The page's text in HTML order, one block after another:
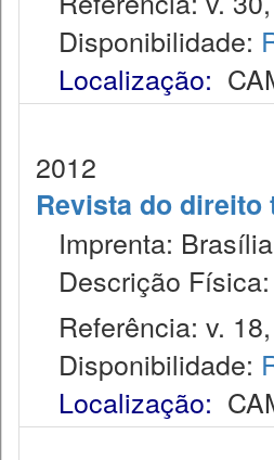
Disponibilidade:
Localização:
2012
Revista do direito
Imprenta:
Descrição Física:
Referência: v.
Disponibilidade:
Localização: